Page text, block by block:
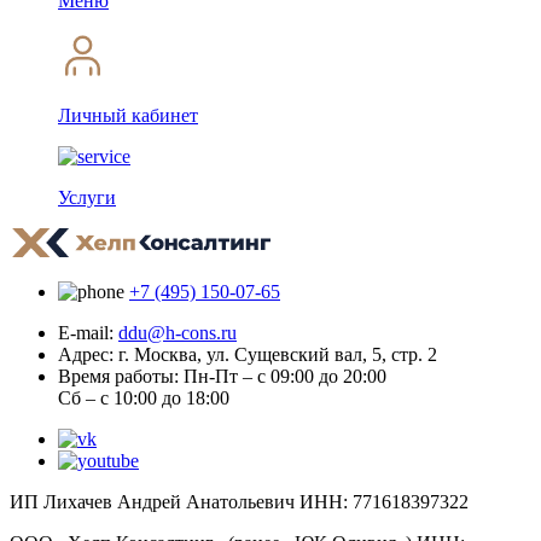
Личный кабинет
Услуги
+7 (495) 150-07-65
E-mail: ddu@h-cons.ru
Адрес: г. Москва, ул. Сущевский вал, 5, стр. 2
Время работы: Пн-Пт – с 09:00 до 20:00
Сб – с 10:00 до 18:00
ИП Лихачев Андрей Анатольевич ИНН: 771618397322